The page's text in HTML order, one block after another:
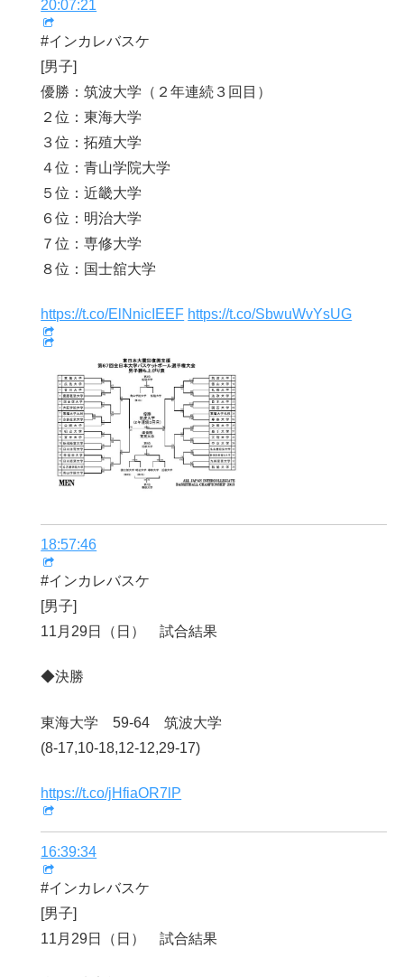
20:07:21
#インカレバスケ
[男子]
優勝：筑波大学（２年連続３回目）
２位：東海大学
３位：拓殖大学
４位：青山学院大学
５位：近畿大学
６位：明治大学
７位：専修大学
８位：国士舘大学
https://t.co/ElNnicIEEF https://t.co/SbwuWvYsUG
18:57:46
#インカレバスケ
[男子]
11月29日（日） 試合結果
◆決勝
東海大学 59-64 筑波大学
(8-17,10-18,12-12,29-17)
https://t.co/jHfiaOR7lP
16:39:34
#インカレバスケ
[男子]
11月29日（日） 試合結果